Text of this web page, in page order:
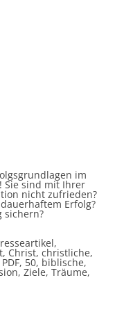
im
Sie sind mit Ihrer
nicht zufrieden?
Erfolg?
sichern?
Christ, christliche,
50, biblische,
Ziele, Träume,